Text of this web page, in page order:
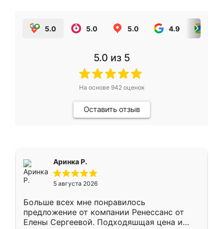
5.0 5.0 5.0 4.9
5.0 из 5
На основе 942оценок
Оставить отзыв
Аринка Р.
5 августа 2026
Больше всех мне понравилось
предложение от компании Ренессанс от
Елены Сергеевой. Подходяшщая цена и